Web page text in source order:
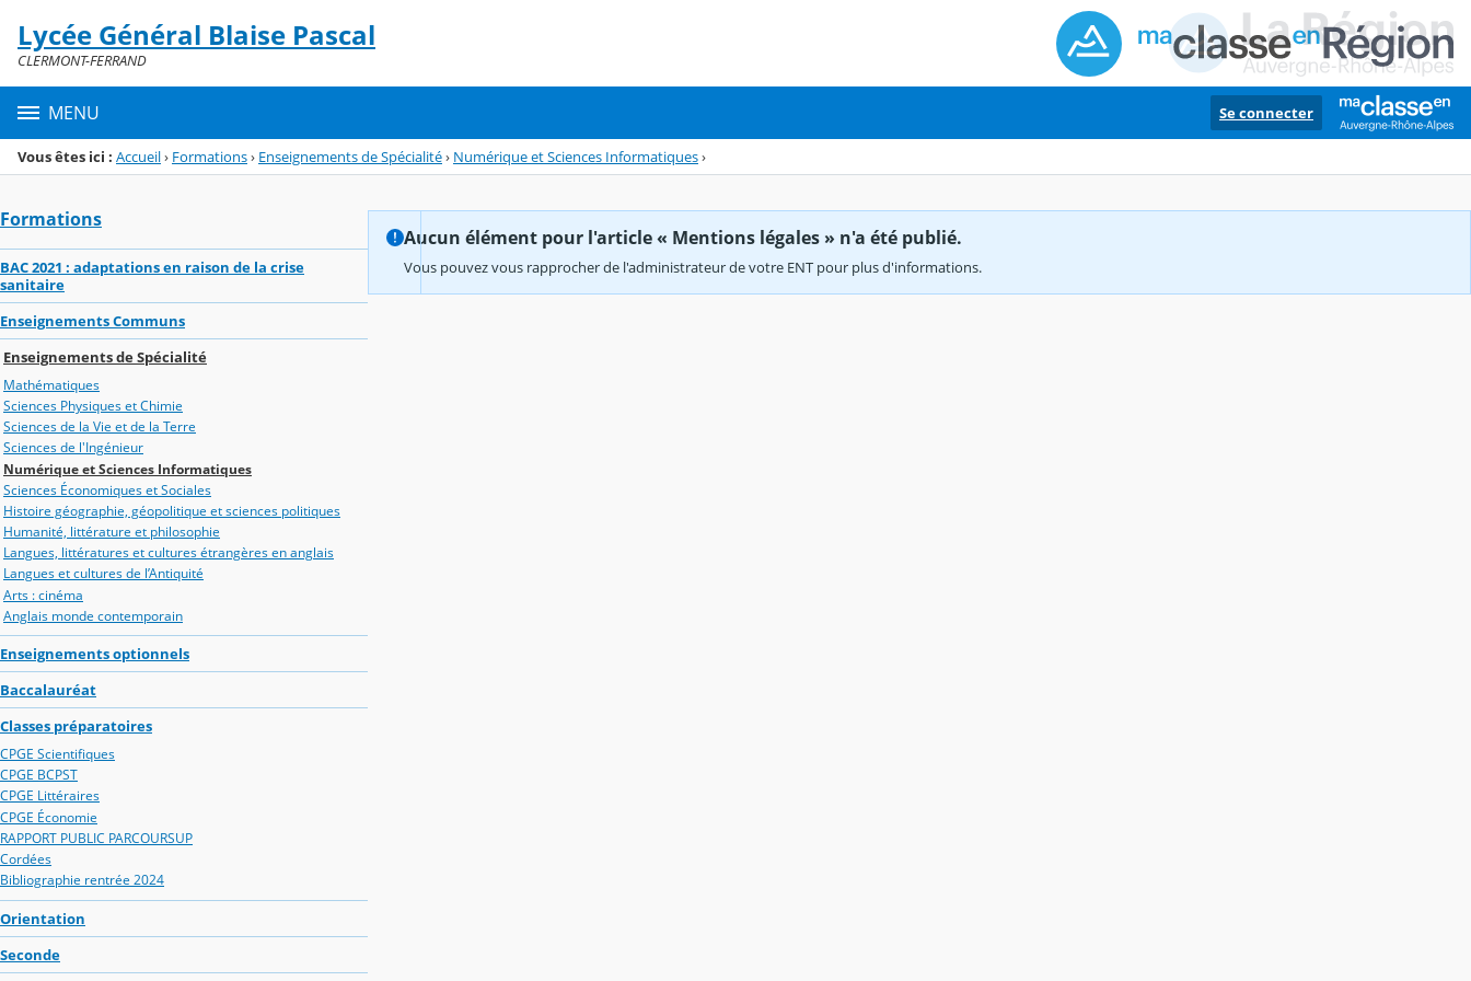
Menu de la rubrique
Contenu
Lycée Général Blaise Pascal
CLERMONT-FERRAND
MENU Se connecter
Vous êtes ici : Accueil› Formations› Enseignements de Spécialité› Numérique et Sciences Informatiques›
Formations
BAC 2021 : adaptations en raison de la crise
sanitaire
Enseignements Communs
Enseignements de Spécialité
Mathématiques
Sciences Physiques et Chimie
Sciences de la Vie et de la Terre
Sciences de l'Ingénieur
Numérique et Sciences Informatiques
Sciences Économiques et Sociales
Histoire géographie, géopolitique et sciences politiques
Humanité, littérature et philosophie
Langues, littératures et cultures étrangères en anglais
Langues et cultures de l’Antiquité
Arts : cinéma
Anglais monde contemporain
Enseignements optionnels
Baccalauréat
Classes préparatoires
CPGE Scientifiques
CPGE BCPST
CPGE Littéraires
CPGE Économie
RAPPORT PUBLIC PARCOURSUP
Cordées
Bibliographie rentrée 2024
Orientation
Seconde
Aucun élément pour l'article « Mentions légales » n'a été publié.
Vous pouvez vous rapprocher de l'administrateur de votre ENT pour plus d'informations.